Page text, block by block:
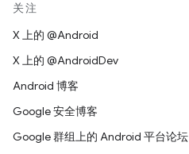
关注
X 上的 @Android
X 上的 @AndroidDev
Android 博客
Google 安全博客
Google 群组上的 Android 平台论坛